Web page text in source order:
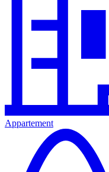
Appartement